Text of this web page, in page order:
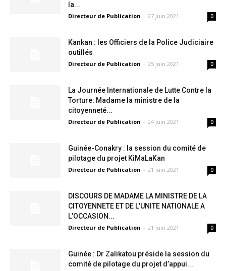
la...
Directeur de Publication - 27 juin 2021 0
Kankan : les Officiers de la Police Judiciaire
outillés
Directeur de Publication - 25 juin 2021 0
La Journée Internationale de Lutte Contre la
Torture: Madame la ministre de la
citoyenneté...
Directeur de Publication - 24 juin 2021 0
Guinée-Conakry : la session du comité de
pilotage du projet KiMaLaKan
Directeur de Publication - 21 juin 2021 0
DISCOURS DE MADAME LA MINISTRE DE LA
CITOYENNETE ET DE L’UNITE NATIONALE A
L’OCCASION...
Directeur de Publication - 21 juin 2021 0
Guinée : Dr Zalikatou préside la session du
comité de pilotage du projet d’appui...